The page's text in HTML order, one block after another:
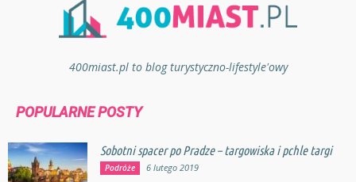
400miast.pl to blog turystyczno-lifestyle'owy
POPULARNE POSTY
Sobotni spacer po Pradze – targowiska i pchle targi
Podróże 6 lutego 2019